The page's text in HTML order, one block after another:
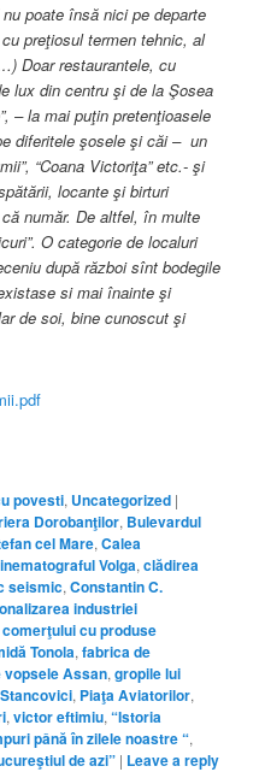
poate însă nici pe departe
preţiosul termen tehnic, al
Doar restaurantele, cu
lux din centru şi de la Şosea
– la mai puţin pretenţioasele
diferitele şosele şi căi – un
“Coana Victoriţa” etc.- şi
locante şi birturi
număr. De altfel, în multe
O categorie de localuri
după război sînt bodegile
si mai înainte şi
de soi, bine cunoscut şi
povesti, Uncategorized |
Dorobanţilor, Bulevardul
cel Mare,Calea
Volga,clădirea
seismic,Constantin C.
industriei
cu produse
Tonola,fabrica de
vopsele Assan,gropile lui
, Piaţa Aviatorilor,
,victor eftimiu,“Istoria
până în zilele noastre “,
de azi” | Leave a reply